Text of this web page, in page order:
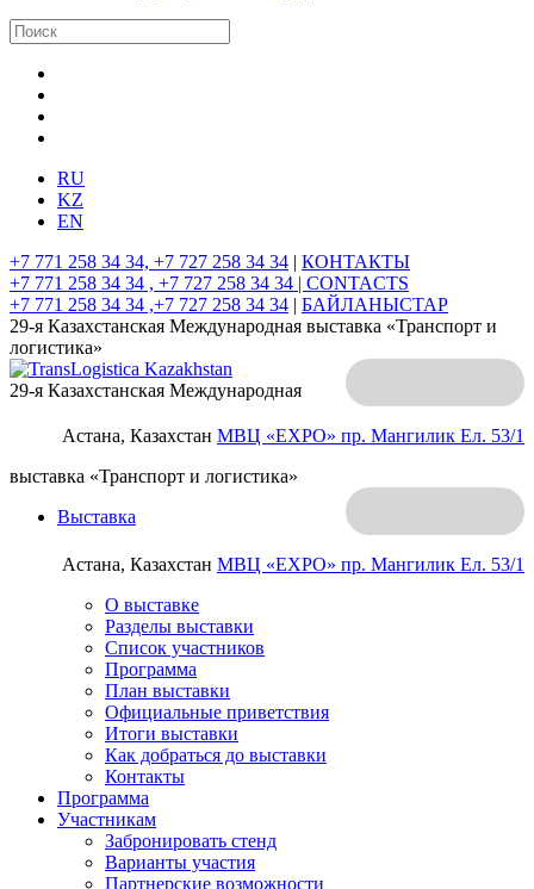
RU
KZ
EN
+7 771 258 34 34, +7 727 258 34 34 | КОНТАКТЫ
+7 771 258 34 34 , +7 727 258 34 34 | CONTACTS
+7 771 258 34 34 ,+7 727 258 34 34 | БАЙЛАНЫСТАР
29-я Казахстанская Международная выставка «Транспорт и
логистика»
Астана, Казахстан МВЦ «EXPO» пр. Мангилик Ел. 53/1
29-я Казахстанская Международная
выставка «Транспорт и логистика»
Астана, Казахстан МВЦ «EXPO» пр. Мангилик Ел. 53/1
Выставка
О выставке
Разделы выставки
Список участников
Программа
План выставки
Официальные приветствия
Итоги выставки
Как добраться до выставки
Контакты
Программа
Участникам
Забронировать стенд
Варианты участия
Партнерские возможности